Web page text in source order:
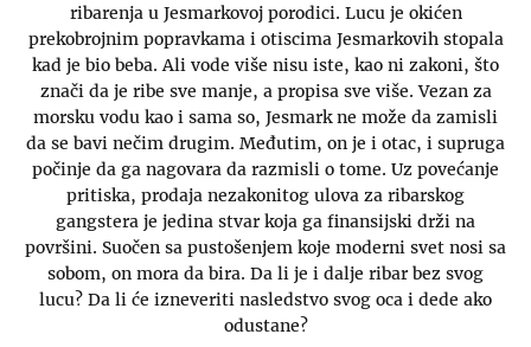
ribarenja u Jesmarkovoj porodici. Lucu je okićen
prekobrojnim popravkama i otiscima Jesmarkovih stopala
kad je bio beba. Ali vode više nisu iste, kao ni zakoni, što
znači da je ribe sve manje, a propisa sve više. Vezan za
morsku vodu kao i sama so, Jesmark ne može da zamisli
da se bavi nečim drugim. Međutim, on je i otac, i supruga
počinje da ga nagovara da razmisli o tome. Uz povećanje
pritiska, prodaja nezakonitog ulova za ribarskog
gangstera je jedina stvar koja ga finansijski drži na
površini. Suočen sa pustošenjem koje moderni svet nosi sa
sobom, on mora da bira. Da li je i dalje ribar bez svog
lucu? Da li će izneveriti nasledstvo svog oca i dede ako
odustane?